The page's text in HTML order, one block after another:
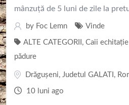
mânzuță de 5 luni de zile la
by Foc Lemn Vinde
ALTE CATEGORII , Caii
pădure
Drăgușeni, Judetul GALATI ,
10 luni ago